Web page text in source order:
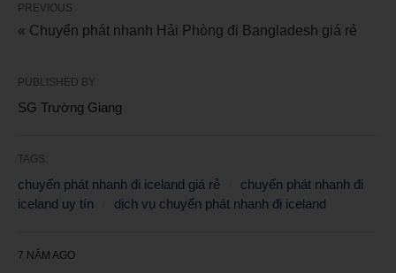
PREVIOUS
« Chuyển phát nhanh Hải Phòng đi Bangladesh giá rẻ
PUBLISHED BY
SG Trường Giang
TAGS:
chuyển phát nhanh đi iceland giá rẻ
chuyển phát nhanh đi
iceland uy tín
dịch vụ chuyển phát nhanh đi iceland
7 NĂM AGO